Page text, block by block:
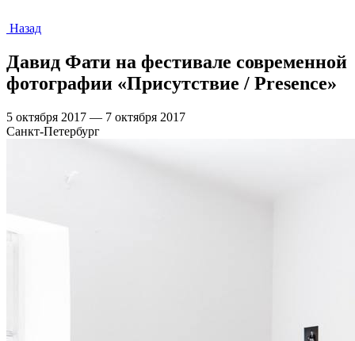
Назад
Давид Фати на фестивале современной
фотографии «Присутствие / Presence»
5 октября 2017 — 7 октября 2017
Санкт-Петербург